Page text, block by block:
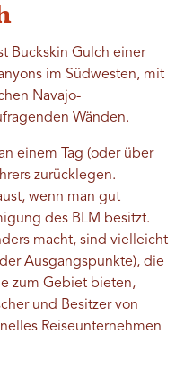
Buckskin Gulch einer
im Südwesten, mit
Navajo-
Wänden.
einem Tag (oder über
zurücklegen.
wenn man gut
des BLM besitzt.
macht, sind vielleicht
Ausgangspunkte), die
zum Gebiet bieten,
und Besitzer von
Reiseunternehmen